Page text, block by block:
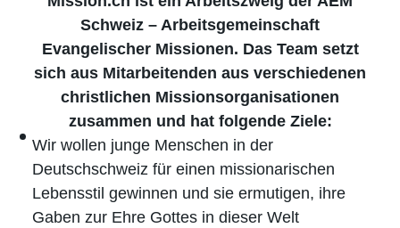
Schweiz – Arbeitsgemeinschaft
Evangelischer Missionen. Das Team setzt
sich aus Mitarbeitenden aus verschiedenen
christlichen Missionsorganisationen
zusammen und hat folgende Ziele:
Wir wollen junge Menschen in der
Deutschschweiz für einen missionarischen
Lebensstil gewinnen und sie ermutigen, ihre
Gaben zur Ehre Gottes in dieser Welt